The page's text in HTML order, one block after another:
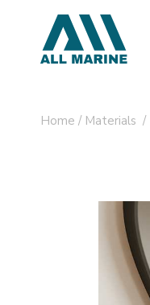
Home / Materials /